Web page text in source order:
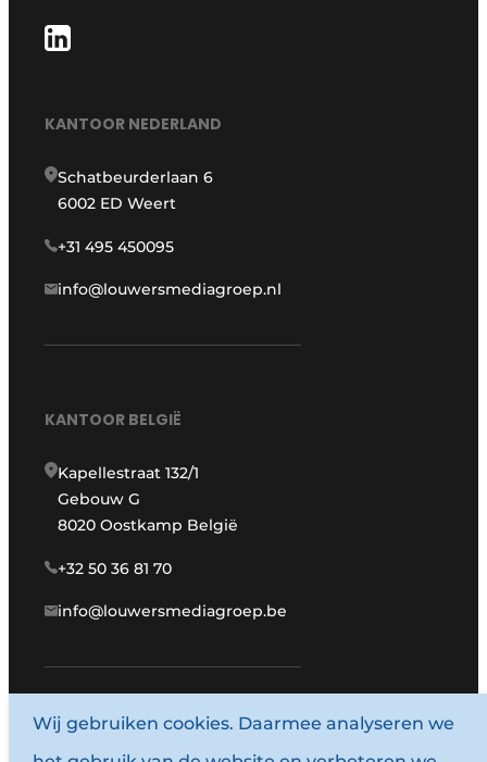
KANTOOR NEDERLAND
Schatbeurderlaan 6
6002 ED Weert
+31 495 450095
info@louwersmediagroep.nl
KANTOOR BELGIË
Kapellestraat 132/1
Gebouw G
8020 Oostkamp België
+32 50 36 81 70
info@louwersmediagroep.be
www.louwersmediagroep.com
Wij gebruiken cookies. Daarmee analyseren we